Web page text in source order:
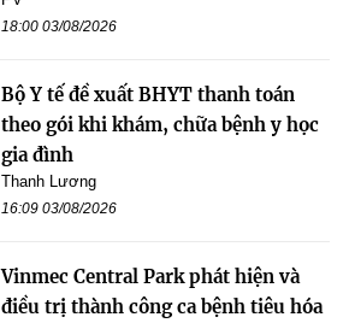
18:00 03/08/2026
Bộ Y tế đề xuất BHYT thanh toán
theo gói khi khám, chữa bệnh y học
gia đình
Thanh Lương
16:09 03/08/2026
Vinmec Central Park phát hiện và
điều trị thành công ca bệnh tiêu hóa